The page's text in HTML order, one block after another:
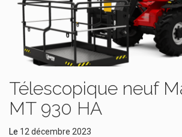
Télescopique neuf
MT 930 HA
Le 12 décembre 2023